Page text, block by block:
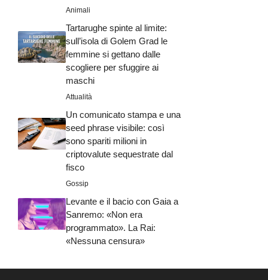
Animali
Tartarughe spinte al limite:
sull’isola di Golem Grad le
femmine si gettano dalle
scogliere per sfuggire ai
maschi
Attualità
Un comunicato stampa e una
seed phrase visibile: così
sono spariti milioni in
criptovalute sequestrate dal
fisco
Gossip
Levante e il bacio con Gaia a
Sanremo: «Non era
programmato». La Rai:
«Nessuna censura»